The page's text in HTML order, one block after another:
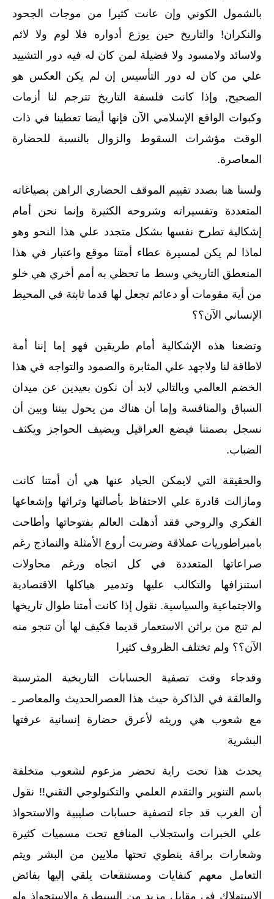
بالشمول الكوني وإن عانت كثيرا من موجات الجحود
والنكران‏!‏ والتاريخ حين يوزع أدواره فلا لوم ولا لائم
ولاسائد ولامسود ولا فضيلة لمن كان له فيه دور التشييد
علي من كان له دور التأسيس إن لم يكن العكس هو
الصحيح‏,‏ وإذا كانت فلسفة التاريخ تترجم لنا أزمات
وكبوات الواقع الإسلامي الآن فإنها أيضا تعطينا في ذات
الوقت مؤشرات السقوط والزوال بالنسبة للحضارة
المعاصرة‏.‏
ولسنا هنا بصدد تقييم الموقف الحضاري الراهن بصياغاته
المتعددة وتفسيراته وشروحه الكثيرة وإنما نحن أمام
إشكالية تطرح نفسها بشكل متجدد علي هذا النحو وهو
لماذا لم يكن لمسيرة عطاء أمتنا موقع واعتبار في هذا
المنعطق التاريخي وسط ما تحظي به أمم أخري هي خلو
من أية مقومات أو دعائم تجعل لها قدما ثابتة في المحيط
الإنساني الآن؟؟
وتضعنا هذه الإشكالية أمام طريقين فهو إما إننا أمة
لاطاقة لنا ولاجهد علي المثابرة والصمود والتواجه في هذا
الخضم العالمي وبالتالي لابد أن نكون بعيدين عن ميدان
السباق والمنافسة وإما أن هناك من يحول بيننا وبين أن
نسجل بصمتنا فيضع العراقيل ويضيف الحواجز ويكثف
الضباب‏.‏
والحقيقة التي لايمكن الحياد عنها هي أن أمتنا كانت
ومازالت قادرة علي الاحتفاظ بأصالتها وتراثها وإشعاعها
الفكري والروحي فقد أذهلت العالم بفتوحاتها وأطاحت
بامبراطوريات عملاقة وضربت أروع الأمثلة والنماذج رغم
صراعاتها المتعددة في كل اتجاه ورغم محاولات
استنزافها والتكالب عليها وتدمير هياكلها الاقتصادية
والاجتماعية والسياسية‏.‏ نقول إذا كانت أمتنا طوال تاريخها
لم تنج من براثن الاستعمار قديما فكيف لها أن تنجو منه
الآن؟؟ ولم تختلف الظروف كثيرا‏
وقدجاء وقت تصفية الحسابات التاريخية المترسبة
والعالقة في الذاكرة حيث هذا العصرالحديث والمعاصر ـ
مع شعوب هي وريثه لأعرق حضارة إنسانية عرفتها
البشرية‏
يحدث هذا تحت راية تحضر مزعوم لشعوب متخلفة
باسم التنوير والتقدم العلمي والتكنولوجي التقني‏!!‏ نقول
أن الغرب قد جاء لتصفية حسابات صليبية والاستحواذ
علي الخبرات واستجلاب المنافع تحت مسميات كثيرة
وشعارات براقة ينطوي تحتها ملايين من البشر ويتم
التعامل معهم كنفايات ومستنقعات يلقي إليها بفائض
الإستهلاك في مقابل مزيد من السيطرة والاستحواذ ولو